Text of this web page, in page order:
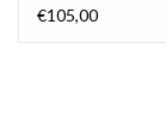
€105,00